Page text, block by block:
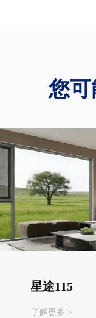
您
星途115
了解更多 >